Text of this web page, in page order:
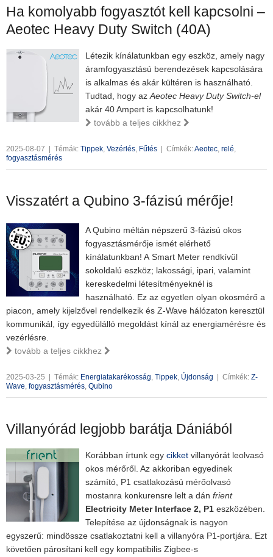
Ha komolyabb fogyasztót kell kapcsolni –
Aeotec Heavy Duty Switch (40A)
Létezik kínálatunkban egy eszköz, amely nagy
áramfogyasztású berendezések kapcsolására
is alkalmas és akár kültéren is használható.
Tudtad, hogy az Aeotec Heavy Duty Switch-el
akár 40 Ampert is kapcsolhatunk!
tovább a teljes cikkhez
2025-08-07 Témák: Tippek, Vezérlés, Fűtés Címkék:Aeotec, relé,
fogyasztásmérés
Visszatért a Qubino 3-fázisú mérője!
A Qubino méltán népszerű 3-fázisú okos
fogyasztásmérője ismét elérhető
kínálatunkban! A Smart Meter rendkívül
sokoldalú eszköz; lakossági, ipari, valamint
kereskedelmi létesítményeknél is
használható. Ez az egyetlen olyan okosmérő a
piacon, amely kijelzővel rendelkezik és Z-Wave hálózaton keresztül
kommunikál, így egyedülálló megoldást kínál az energiamérésre és
vezérlésre.
tovább a teljes cikkhez
2025-03-25 Témák: Energiatakarékosság, Tippek, Újdonság Címkék: Z-
Wave, fogyasztásmérés, Qubino
Villanyórád legjobb barátja Dániából
Korábban írtunk egy cikket villanyórát leolvasó
okos mérőről. Az akkoriban egyedinek
számító, P1 csatlakozású mérőolvasó
mostanra konkurensre lelt a dán frient
Electricity Meter Interface 2, P1 eszközében.
Telepítése az újdonságnak is nagyon
egyszerű: mindössze csatlakoztatni kell a villanyóra P1-portjára. Ezt
követően párosítani kell egy kompatibilis Zigbee-s